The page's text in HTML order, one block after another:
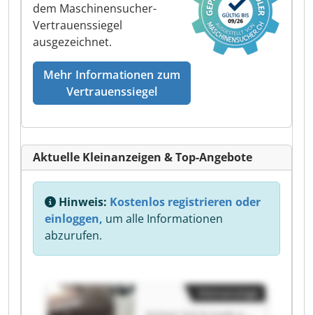
dem Maschinensucher-
Vertrauenssiegel
ausgezeichnet.
Mehr Informationen zum
Vertrauenssiegel
Aktuelle Kleinanzeigen & Top-Angebote
Hinweis: Kostenlos registrieren oder
einloggen, um alle Informationen
abzurufen.